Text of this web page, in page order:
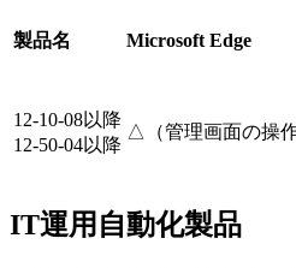
製品名 Microsoft Edge
12-10-08以降
12-50-04以降
△（管理画面の操作
IT運用自動化製品